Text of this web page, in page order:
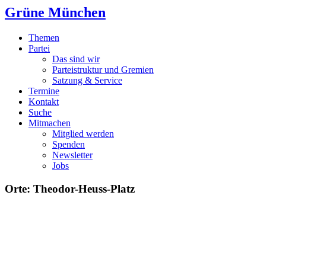
Grüne München
Themen
Partei
Das sind wir
Parteistruktur und Gremien
Satzung & Service
Termine
Kontakt
Suche
Mitmachen
Mitglied werden
Spenden
Newsletter
Jobs
Orte: Theodor-Heuss-Platz